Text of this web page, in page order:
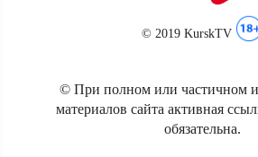
© 2019 KurskTV
© При полном или частичном
материалов сайта активная
обязательна.